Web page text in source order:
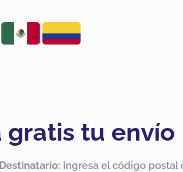
gratis tu envío
Ingresa el código